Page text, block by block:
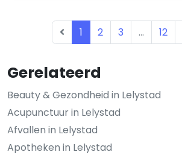
Gerelateerd
Beauty & Gezondheid in Lelystad
Acupunctuur in Lelystad
Afvallen in Lelystad
Apotheken in Lelystad
1 2 3 ... 12